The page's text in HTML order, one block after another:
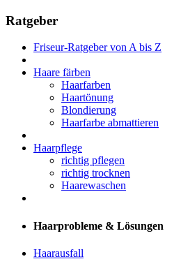
Ratgeber
Friseur-Ratgeber von A bis Z
Haare färben
Haarfarben
Haartönung
Blondierung
Haarfarbe abmattieren
Haarpflege
richtig pflegen
richtig trocknen
Haarewaschen
Haarprobleme & Lösungen
Haarausfall